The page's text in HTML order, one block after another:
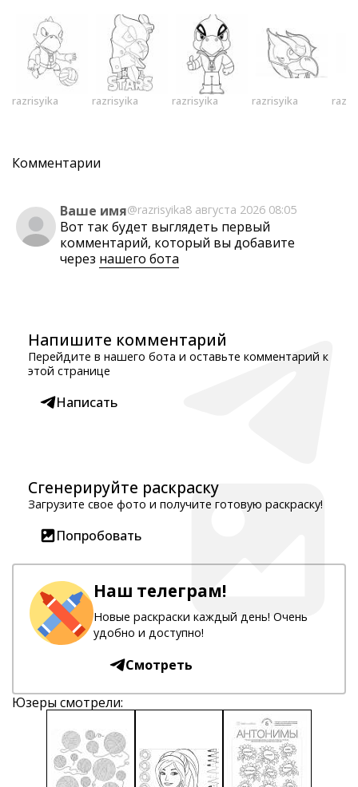
razrisyika razrisyika razrisyika razrisyika
Комментарии
Ваше имя@razrisyika8 августа 2026 08:05
Вот так будет выглядеть первый
комментарий, который вы добавите
через нашего бота
Напишите комментарий
Перейдите в нашего бота и оставьте комментарий к
этой странице
Написать
Сгенерируйте раскраску
Загрузите свое фото и получите готовую раскраску!
Попробовать
Наш телеграм!
Новые раскраски каждый день! Очень
удобно и доступно!
Смотреть
Юзеры смотрели: